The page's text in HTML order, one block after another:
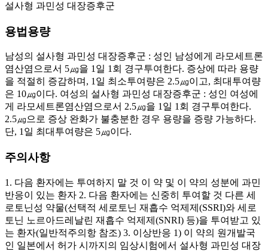
설사형 과민성 대장증후군
용법용량
남성의 설사형 과민성 대장증후군 : 성인 남성에게 라모세트론
염산염으로서 5㎍을 1일 1회 경구투여한다. 증상에 따라 용량
을 적절히 증감하며, 1일 최소투여량은 2.5㎍이고, 최대투여량
은 10㎍이다. 여성의 설사형 과민성 대장증후군 : 성인 여성에
게 라모세트론염산염으로서 2.5㎍을 1일 1회 경구투여한다.
2.5㎍으로 증상 완화가 불충분한 경우 용량을 증량 가능하다.
단, 1일 최대투여량은 5㎍이다.
주의사항
1. 다음 환자에는 투여하지 말 것 이 약 및 이 약의 성분에 과민
반응이 있는 환자 2. 다음 환자에는 신중히 투여할 것 다른 세
로토닌성 약물(선택적 세로토닌 재흡수 억제제(SSRI)와 세로
토닌 노르아드레날린 재흡수 억제제(SNRI) 등)을 투여받고 있
는 환자(일반적주의항 참조) 3. 이상반응 1) 이 약의 원개발국
인 일본에서 허가 시까지의 임상시험에서 설사형 과민성 대장